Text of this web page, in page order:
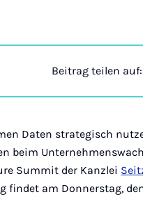
Beitrag teilen auf:
Daten strategisch
beim
Summit der Kanzlei
am Donnerstag,